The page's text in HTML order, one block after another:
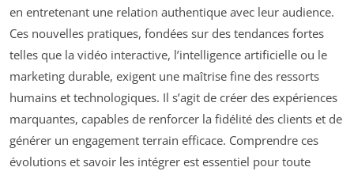
en entretenant une relation authentique avec leur audience.
Ces nouvelles pratiques, fondées sur des tendances fortes
telles que la vidéo interactive, l’intelligence artificielle ou le
marketing durable, exigent une maîtrise fine des ressorts
humains et technologiques. Il s’agit de créer des expériences
marquantes, capables de renforcer la fidélité des clients et de
générer un engagement terrain efficace. Comprendre ces
évolutions et savoir les intégrer est essentiel pour toute